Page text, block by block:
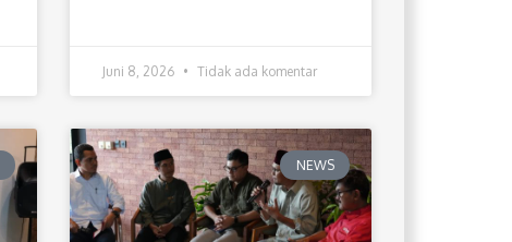
Juni 8, 2026 Tidak ada komentar
NEWS